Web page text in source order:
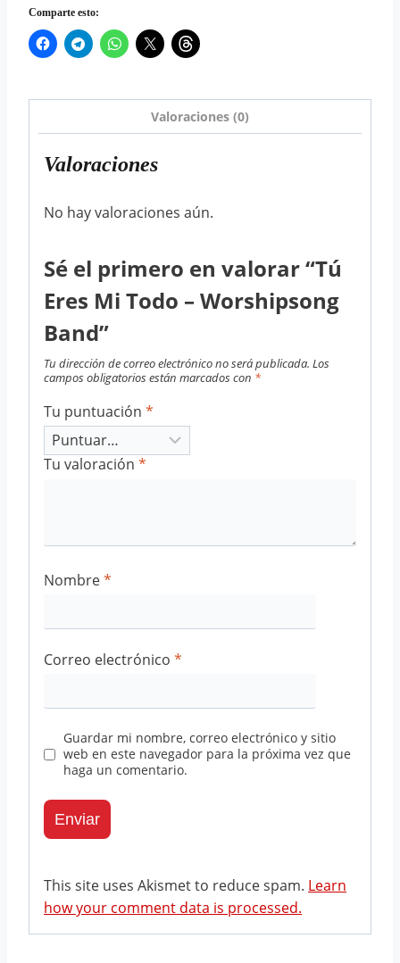
Comparte esto:
Valoraciones (0)
Valoraciones
No hay valoraciones aún.
Sé el primero en valorar “Tú
Eres Mi Todo – Worshipsong
Band”
Tu dirección de correo electrónico no será publicada. Los
campos obligatorios están marcados con *
Tu puntuación *
Tu valoración *
Nombre*
Correo electrónico *
Guardar mi nombre, correo electrónico y sitio
web en este navegador para la próxima vez que
haga un comentario.
This site uses Akismet to reduce spam. Learn
how your comment data is processed.